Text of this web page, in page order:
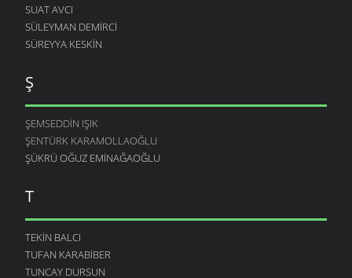
SUAT AVCI
SÜLEYMAN DEMIRCI
SÜREYYA KESKIN
Ş
ŞEMSEDDIN IŞIK
ŞENTÜRK KARAMOLLAOĞLU
ŞÜKRÜ OĞUZ EMINAĞAOĞLU
T
TEKIN BALCI
TUFAN KARABIBER
TUNCAY DURSUN